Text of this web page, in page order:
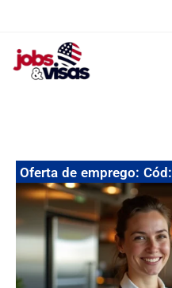
Oferta de emprego: Cód: